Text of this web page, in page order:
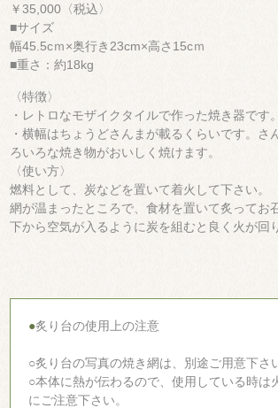
￥35,000〈税込〉
■サイズ
幅45.5cｍ×奥行き23cm×高さ15cｍ
■重さ：約18kg
〈特徴〉
・レトロなモザイクタイルで作った焼き器です。
・横幅はちょうどさんまが載るくらいです。さ
ろいろな焼き物がおいしく焼けます。
〈使い方〉
燃料として、炭などを置いて着火して下さい。
網が温まったところで、食材を置いて炙ってお
下から空気が入るように炭を組むと良く火が回
●炙り台の使用上の注意
○炙り台の写真の焼き網は、別途ご用意下さ
○本体に熱が伝わるので、使用している時は
にご注意下さい。